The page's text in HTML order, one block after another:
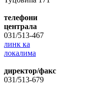
телефони
централа
031/513-467
линк ка
локалима
директор/факс
031/513-679